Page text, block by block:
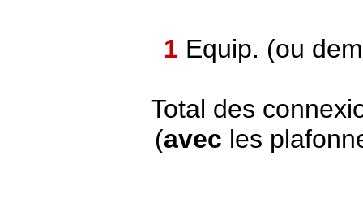
1 Equip. (ou
Total des
(avec les